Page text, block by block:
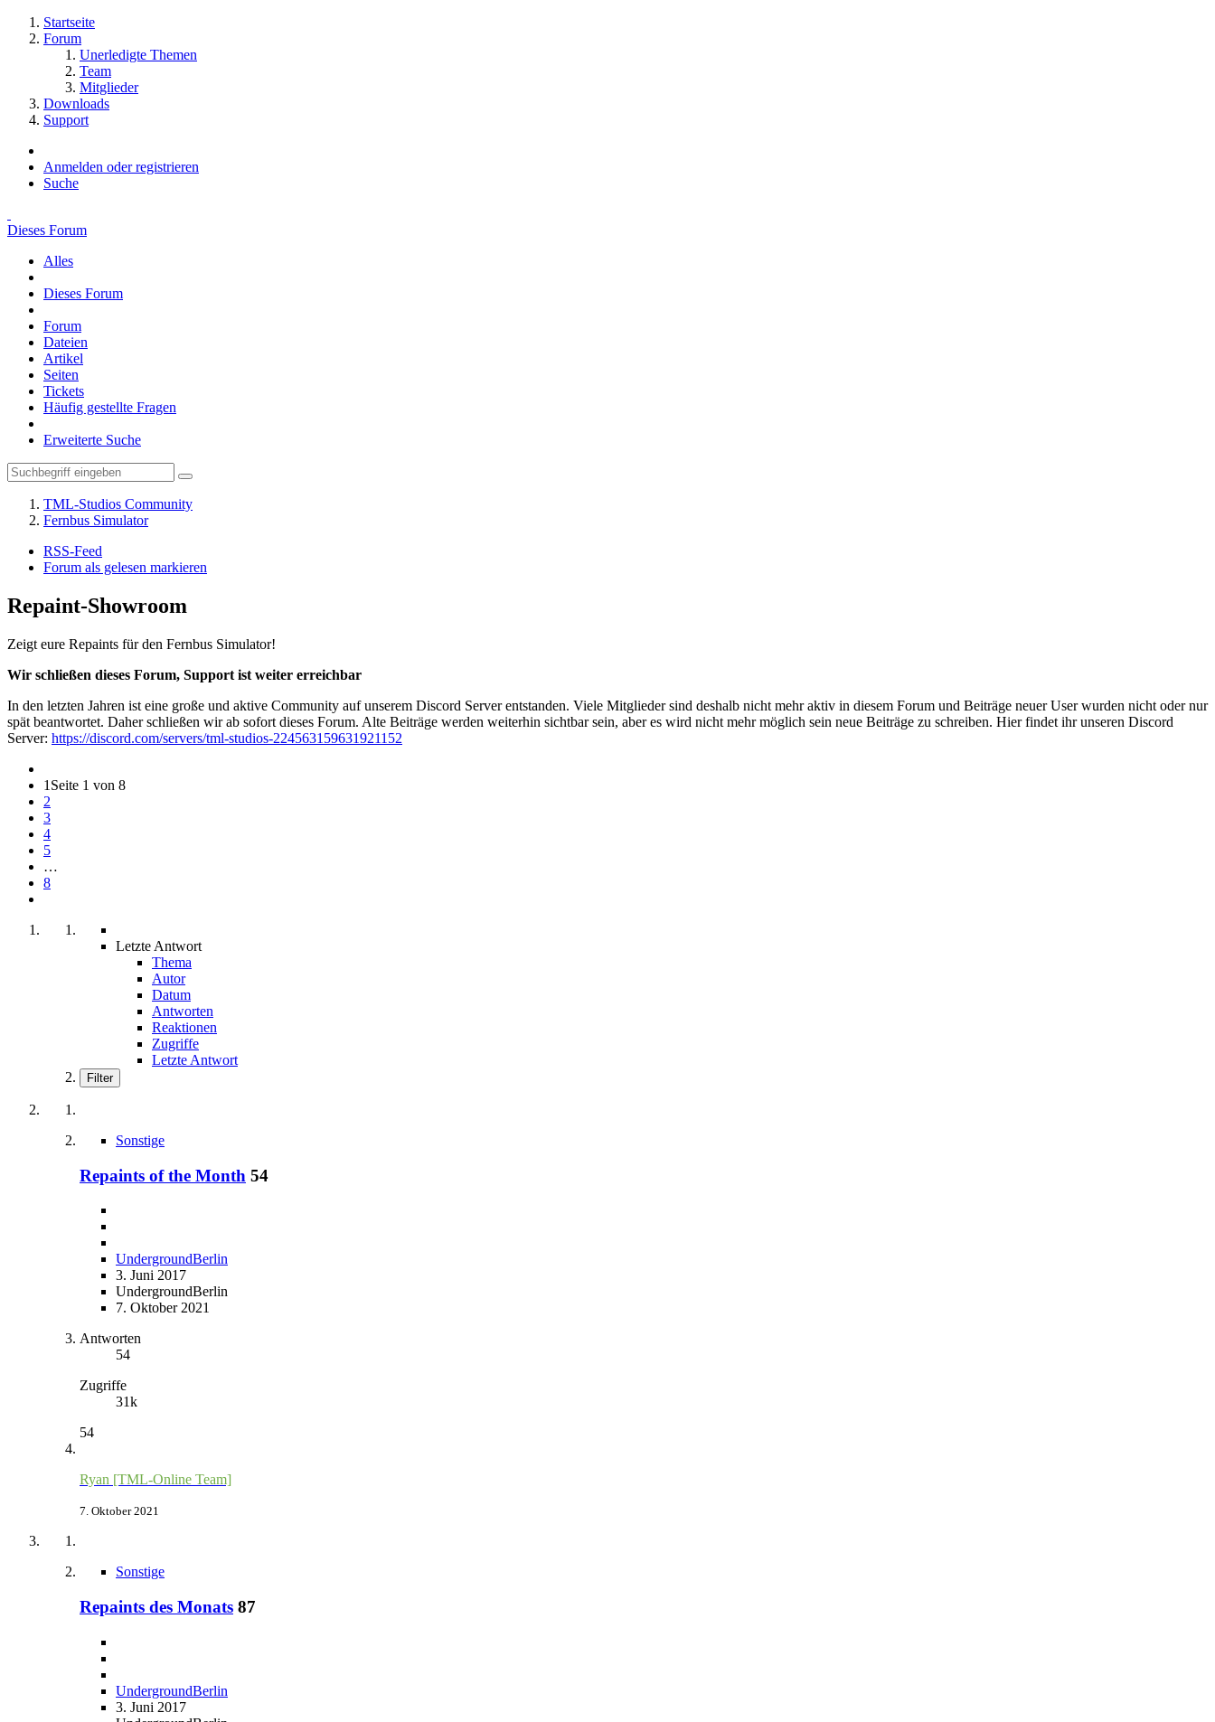
Startseite
Forum
Unerledigte Themen
Team
Mitglieder
Downloads
Support
Anmelden oder registrieren
Suche
Dieses Forum
Alles
Dieses Forum
Forum
Dateien
Artikel
Seiten
Tickets
Häufig gestellte Fragen
Erweiterte Suche
TML-Studios Community
Fernbus Simulator
RSS-Feed
Forum als gelesen markieren
Repaint-Showroom
Zeigt eure Repaints für den Fernbus Simulator!
Wir schließen dieses Forum, Support ist weiter erreichbar
In den letzten Jahren ist eine große und aktive Community auf unserem Discord Server entstanden. Viele Mitglieder sind deshalb nicht mehr aktiv in diesem Forum und Beiträge neuer User wurden nicht oder nur
spät beantwortet. Daher schließen wir ab sofort dieses Forum. Alte Beiträge werden weiterhin sichtbar sein, aber es wird nicht mehr möglich sein neue Beiträge zu schreiben. Hier findet ihr unseren Discord
Server: https://discord.com/servers/tml-studios-224563159631921152
1 Seite 1 von 8
2
3
4
5
…
8
Letzte Antwort
Thema
Autor
Datum
Antworten
Reaktionen
Zugriffe
Letzte Antwort
Filter
Sonstige
Repaints of the Month 54
UndergroundBerlin
3. Juni 2017
UndergroundBerlin
7. Oktober 2021
Antworten
54
Zugriffe
31k
54
Ryan [TML-Online Team]
7. Oktober 2021
Sonstige
Repaints des Monats 87
UndergroundBerlin
3. Juni 2017